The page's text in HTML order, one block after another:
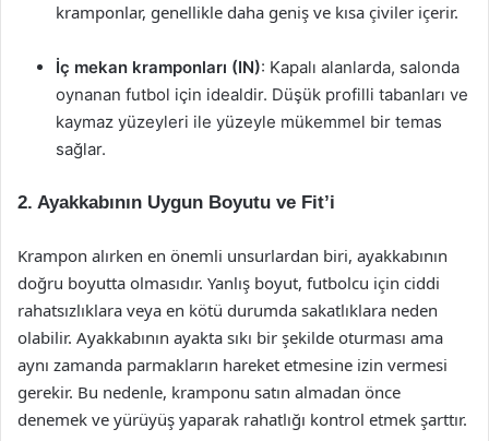
kramponlar, genellikle daha geniş ve kısa çiviler içerir.
İç mekan kramponları (IN): Kapalı alanlarda, salonda
oynanan futbol için idealdir. Düşük profilli tabanları ve
kaymaz yüzeyleri ile yüzeyle mükemmel bir temas
sağlar.
2. Ayakkabının Uygun Boyutu ve Fit’i
Krampon alırken en önemli unsurlardan biri, ayakkabının
doğru boyutta olmasıdır. Yanlış boyut, futbolcu için ciddi
rahatsızlıklara veya en kötü durumda sakatlıklara neden
olabilir. Ayakkabının ayakta sıkı bir şekilde oturması ama
aynı zamanda parmakların hareket etmesine izin vermesi
gerekir. Bu nedenle, kramponu satın almadan önce
denemek ve yürüyüş yaparak rahatlığı kontrol etmek şarttır.